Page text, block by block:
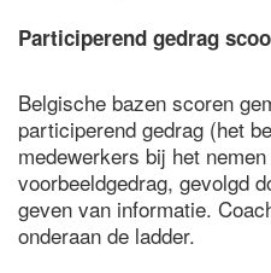
Participerend gedrag
Belgische bazen scoren
participerend gedrag (het
medewerkers bij het
voorbeeldgedrag, gevolgd
geven van informatie.
onderaan de ladder.